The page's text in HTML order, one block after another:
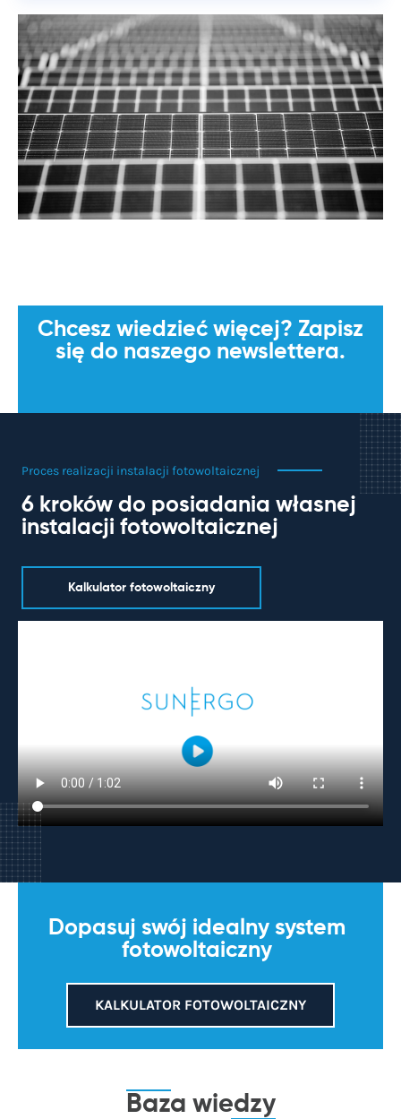
Chcesz wiedzieć więcej? Zapisz
się do naszego newslettera.
Proces realizacji instalacji fotowoltaicznej
6 kroków do posiadania własnej
instalacji fotowoltaicznej
Kalkulator fotowoltaiczny
Dopasuj swój idealny system
fotowoltaiczny
KALKULATOR FOTOWOLTAICZNY
Baza wiedzy